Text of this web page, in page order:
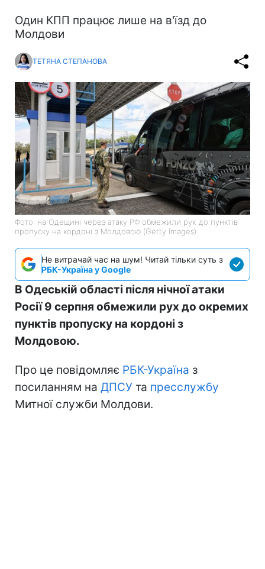
Один КПП працює лише на в'їзд до
Молдови
ТЕТЯНА СТЕПАНОВА
Фото: на Одещині через атаку РФ обмежили рух до пунктів
пропуску на кордоні з Молдовою (Getty Images)
Не витрачай час на шум! Читай тільки суть з
РБК-Україна у Google
В Одеській області після нічної атаки
Росії 9 серпня обмежили рух до окремих
пунктів пропуску на кордоні з
Молдовою.
Про це повідомляє РБК-Україна з
посиланням на ДПСУ та пресслужбу
Митної служби Молдови.